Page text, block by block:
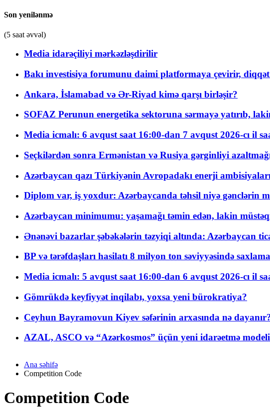
Son yenilənmə
(5 saat əvvəl)
Media idarəçiliyi mərkəzləşdirilir
Bakı investisiya forumunu daimi platformaya çevirir,
Ankara, İslamabad və Ər-Riyad kimə qarşı birləşir?
SOFAZ Perunun energetika sektoruna sərmayə yatırıb,
Media icmalı: 6 avqust saat 16:00-dan 7 avqust 2026-cı il
Seçkilərdən sonra Ermənistan və Rusiya gərginliyi
Azərbaycan qazı Türkiyənin Avropadakı enerji
Diplom var, iş yoxdur: Azərbaycanda təhsil niyə gənclərin
Azərbaycan minimumu: yaşamağı təmin edən, lakin
Ənənəvi bazarlar şəbəkələrin təzyiqi altında: Azərbaycan
BP və tərəfdaşları hasilatı 8 milyon ton səviyyəsində
Media icmalı: 5 avqust saat 16:00-dan 6 avqust 2026-cı il
Gömrükdə keyfiyyət inqilabı, yoxsa yeni bürokratiya?
Ceyhun Bayramovun Kiyev səfərinin arxasında nə
AZAL, ASCO və “Azərkosmos” üçün yeni idarəetmə
Ana səhifə
Competition Code
Competition Code